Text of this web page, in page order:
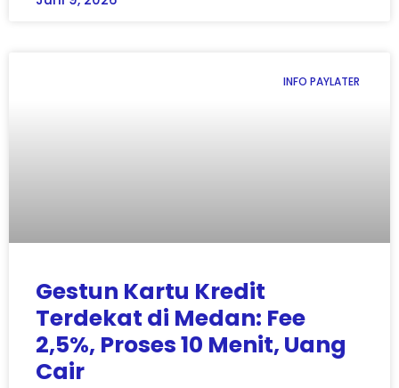
INFO PAYLATER
Gestun Kartu Kredit
Terdekat di Medan: Fee
2,5%, Proses 10 Menit, Uang
Cair